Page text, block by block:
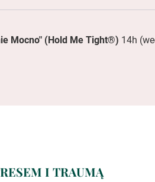
I TRAUMĄ
Mocno" (Hold Me Tight®) 14h